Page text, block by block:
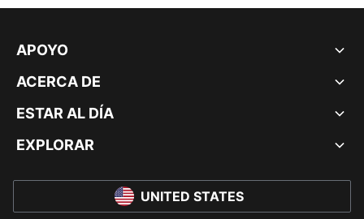
APOYO
ACERCA DE
ESTAR AL DÍA
EXPLORAR
UNITED STATES